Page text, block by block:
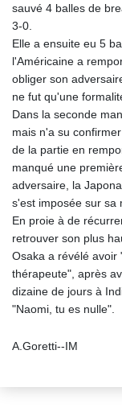
sauvé 4 balles de
3-0.
Elle a ensuite eu 5
l'Américaine a
obliger son
ne fut qu'une
Dans la seconde
mais n'a su
de la partie en
manqué une
adversaire, la
s'est imposée sur sa
En proie à de
retrouver son plus
Osaka a révélé avoir
thérapeute", après
dizaine de jours à
"Naomi, tu es nulle".
A.Goretti--IM